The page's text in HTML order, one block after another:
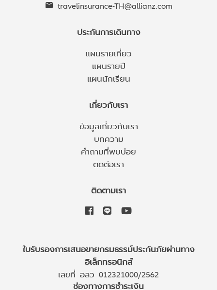
travelinsurance-TH@allianz.com
ประกันการเดินทาง
แผนรายเที่ยว
แผนรายปี
แผนนักเรียน
เกี่ยวกับเรา
ข้อมูลเกี่ยวกับเรา
บทความ
คำถามที่พบบ่อย
ติดต่อเรา
ติดตามเรา
ใบรับรองการเสนอขายกรมธรรม์ประกันภัยผ่านทาง
อิเล็กทรอนิกส์
เลขที่ อลว 012321000/2562
ช่องทางการชำระเงิน